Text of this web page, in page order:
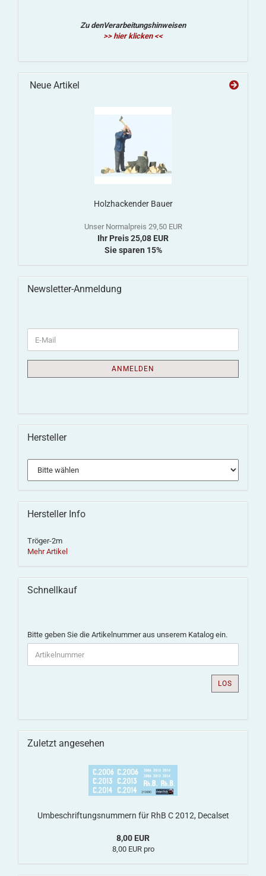
Zu denVerarbeitungshinweisen
>> hier klicken <<
Neue Artikel
Holzhackender Bauer
Unser Normalpreis 29,50 EUR
Ihr Preis 25,08 EUR
Sie sparen 15%
Newsletter-Anmeldung
ANMELDEN
Hersteller
Hersteller Info
Tröger-2m
Mehr Artikel
Schnellkauf
Bitte geben Sie die Artikelnummer aus unserem Katalog ein.
LOS
Zuletzt angesehen
Umbeschriftungsnummern für RhB C 2012, Decalset
8,00 EUR
8,00 EUR pro